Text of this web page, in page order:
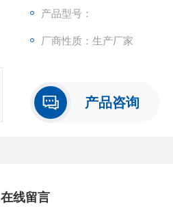
产品型号：
厂商性质：生产厂家
产品咨询
在线留言